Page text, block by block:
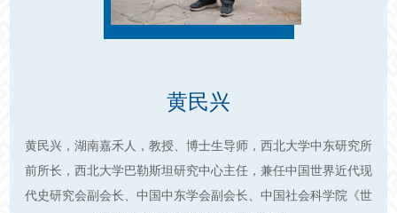
黄民兴
黄民兴，湖南嘉禾人，教授、博士生导师，西北大学中东研究所
前所长，西北大学巴勒斯坦研究中心主任，兼任中国世界近代现
代史研究会副会长、中国中东学会副会长、中国社会科学院《世